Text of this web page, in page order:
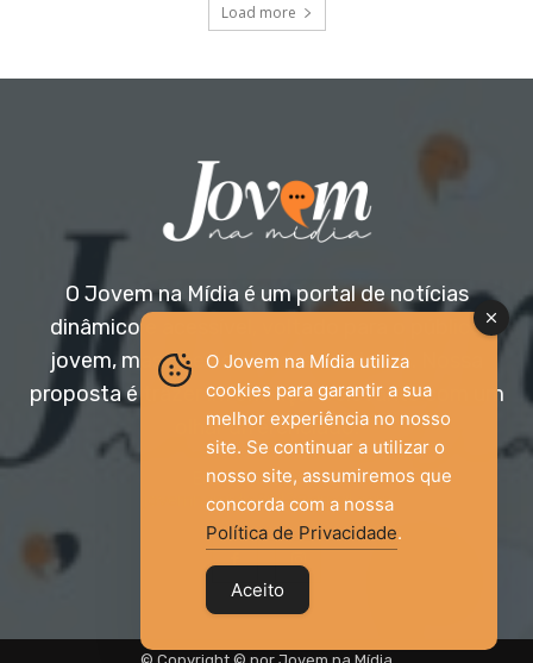
Load more
O Jovem na Mídia é um portal de notícias
dinâmico e acessível, voltado para o público
jovem, mas aberto a todas as idades. Nossa
proposta é trazer informação relevante com um
olhar diferenciado.
Entre em contato:
jovemnamidia2017@gmail.com
O Jovem na Mídia utiliza
cookies para garantir a sua
melhor experiência no nosso
site. Se continuar a utilizar o
nosso site, assumiremos que
concorda com a nossa
Política de Privacidade.
Aceito